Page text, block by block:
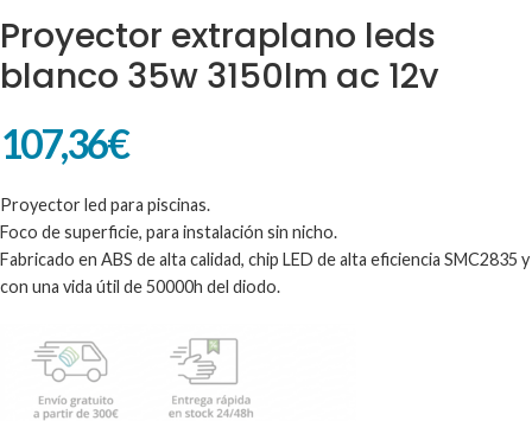
Proyector extraplano leds
blanco 35w 3150lm ac 12v
107,36€
Proyector led para piscinas.
Foco de superficie, para instalación sin nicho.
Fabricado en ABS de alta calidad, chip LED de alta eficiencia SMC2835 y
con una vida útil de 50000h del diodo.